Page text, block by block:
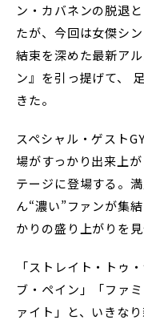
ン・カバネンの脱退
たが、今回は女傑シ
結束を深めた最新ア
ン』を引っ提げて、
きた。
スペシャル・ゲスト
場がすっかり出来上
テージに登場する。
ん“濃い”ファンが集
かりの盛り上がりを
「ストレイト・トゥ
ブ・ペイン」「ファ
ァイト」と、いきな